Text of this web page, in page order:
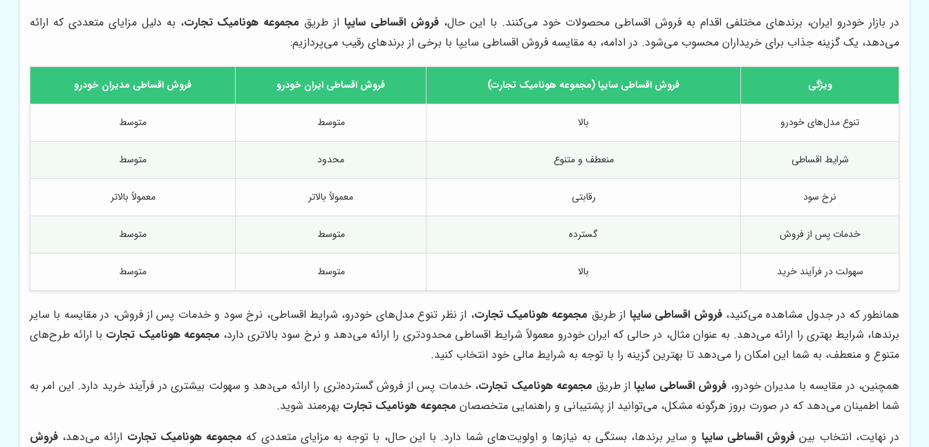
در بازار خودرو ایران، برندهای مختلفی اقدام به فروش اقساطی محصولات خود می‌کنند. با این حال، فروش اقساطی سایپااز طریق مجموعه هونامیک تجارت، به دلیل مزایای متعددی که ارائه
می‌دهد، یک گزینه جذاب برای خریداران محسوب می‌شود. در ادامه، به مقایسه فروش اقساطی سایپا با برخی از برندهای رقیب می‌پردازیم:
ویژگی فروش اقساطی سایپا (مجموعه هونامیک تجارت) فروش اقساطی ایران خودرو فروش اقساطی مدیران خودرو
تنوع مدل‌های خودرو بالا متوسط متوسط
شرایط اقساطی منعطف و متنوع محدود متوسط
نرخ سود رقابتی معمولاً بالاتر معمولاً بالاتر
خدمات پس از فروش گسترده متوسط متوسط
سهولت در فرآیند خرید بالا متوسط متوسط
همانطور که در جدول مشاهده می‌کنید،فروش اقساطی سایپا از طریق مجموعه هونامیک تجارت، از نظر تنوع مدل‌های خودرو، شرایط اقساطی، نرخ سود و خدمات پس از فروش، در مقایسه با سایر
برندها، شرایط بهتری را ارائه می‌دهد. به عنوان مثال، در حالی که ایران خودرو معمولاً شرایط اقساطی محدودتری را ارائه می‌دهد و نرخ سود بالاتری دارد، مجموعه هونامیک تجارت با ارائه طرح‌های
متنوع و منعطف، به شما این امکان را می‌دهد تا بهترین گزینه را با توجه به شرایط مالی خود انتخاب کنید.
همچنین، در مقایسه با مدیران خودرو، فروش اقساطی سایپااز طریق مجموعه هونامیک تجارت، خدمات پس از فروش گسترده‌تری را ارائه می‌دهد و سهولت بیشتری در فرآیند خرید دارد. این امر به
شما اطمینان می‌دهد که در صورت بروز هرگونه مشکل، می‌توانید از پشتیبانی و راهنمایی متخصصان مجموعه هونامیک تجارت بهره‌مند شوید.
در نهایت، انتخاب بین فروش اقساطی سایپا و سایر برندها، بستگی به نیازها و اولویت‌های شما دارد. با این حال، با توجه به مزایای متعددی که مجموعه هونامیک تجارت ارائه می‌دهد،فروش